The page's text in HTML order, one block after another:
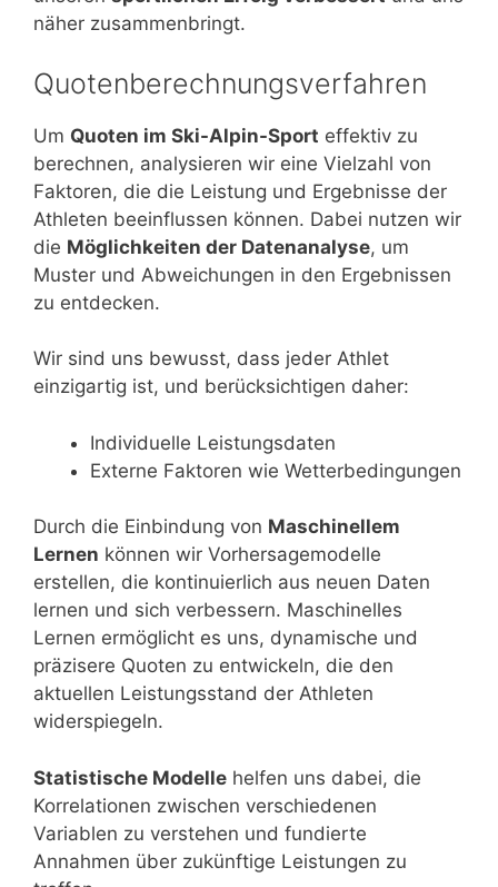
näher zusammenbringt.
Quotenberechnungsverfahren
Um Quoten im Ski-Alpin-Sport effektiv zu
berechnen, analysieren wir eine Vielzahl von
Faktoren, die die Leistung und Ergebnisse der
Athleten beeinflussen können. Dabei nutzen wir
die Möglichkeiten der Datenanalyse, um
Muster und Abweichungen in den Ergebnissen
zu entdecken.
Wir sind uns bewusst, dass jeder Athlet
einzigartig ist, und berücksichtigen daher:
Individuelle Leistungsdaten
Externe Faktoren wie Wetterbedingungen
Durch die Einbindung von Maschinellem
Lernen können wir Vorhersagemodelle
erstellen, die kontinuierlich aus neuen Daten
lernen und sich verbessern. Maschinelles
Lernen ermöglicht es uns, dynamische und
präzisere Quoten zu entwickeln, die den
aktuellen Leistungsstand der Athleten
widerspiegeln.
Statistische Modelle helfen uns dabei, die
Korrelationen zwischen verschiedenen
Variablen zu verstehen und fundierte
Annahmen über zukünftige Leistungen zu